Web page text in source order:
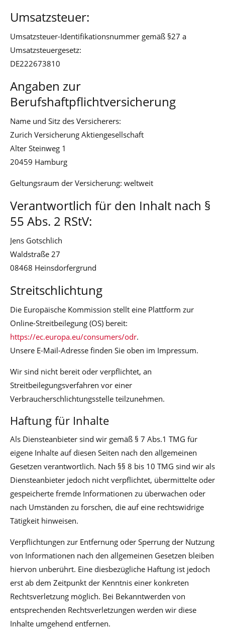
Umsatzsteuer:
Umsatzsteuer-Identifikationsnummer gemäß §27 a
Umsatzsteuergesetz:
DE222673810
Angaben zur
Berufshaftpflichtversicherung
Name und Sitz des Versicherers:
Zurich Versicherung Aktiengesellschaft
Alter Steinweg 1
20459 Hamburg
Geltungsraum der Versicherung: weltweit
Verantwortlich für den Inhalt nach §
55 Abs. 2 RStV:
Jens Gotschlich
Waldstraße 27
08468 Heinsdorfergrund
Streitschlichtung
Die Europäische Kommission stellt eine Plattform zur
Online-Streitbeilegung (OS) bereit:
https://ec.europa.eu/consumers/odr.
Unsere E-Mail-Adresse finden Sie oben im Impressum.
Wir sind nicht bereit oder verpflichtet, an
Streitbeilegungsverfahren vor einer
Verbraucherschlichtungsstelle teilzunehmen.
Haftung für Inhalte
Als Diensteanbieter sind wir gemäß § 7 Abs.1 TMG für
eigene Inhalte auf diesen Seiten nach den allgemeinen
Gesetzen verantwortlich. Nach §§ 8 bis 10 TMG sind wir als
Diensteanbieter jedoch nicht verpflichtet, übermittelte oder
gespeicherte fremde Informationen zu überwachen oder
nach Umständen zu forschen, die auf eine rechtswidrige
Tätigkeit hinweisen.
Verpflichtungen zur Entfernung oder Sperrung der Nutzung
von Informationen nach den allgemeinen Gesetzen bleiben
hiervon unberührt. Eine diesbezügliche Haftung ist jedoch
erst ab dem Zeitpunkt der Kenntnis einer konkreten
Rechtsverletzung möglich. Bei Bekanntwerden von
entsprechenden Rechtsverletzungen werden wir diese
Inhalte umgehend entfernen.